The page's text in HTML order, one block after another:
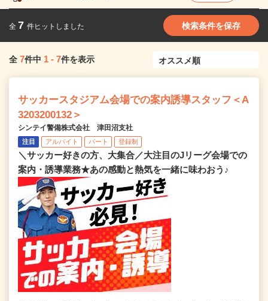
全 7 件ヒットしました 検索条件を保存
全 7件中 1 - 7件を表示
サッカースタジアム会場での案内誘導スタッフ＜A
3203200132＞
シンテイ警備株式会社 津田沼支社
注目 アルバイト パート 登録制
＼サッカー好きの方、大集合／大注目のJリーグ会場での
案内・誘導業務★あの感動と熱気を一緒に味わおう♪